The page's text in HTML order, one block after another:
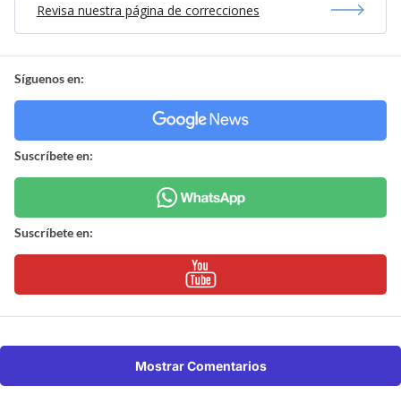
Revisa nuestra página de correcciones
Síguenos en:
Suscríbete en:
Suscríbete en:
Mostrar Comentarios